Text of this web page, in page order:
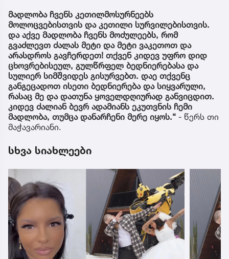
მადლობა ჩვენს კეთილმოსურნეებს
მოლოცვებისთვის და კეთილი სურვილებისთვის.
და აქვე მადლობა ჩვენს მოძულეებს, რომ
გვაძლევთ ძალას მეტი და მეტი ვაკეთოთ და
არასდროს გავჩერდეთ! თქვენ კიდევ უფრო დიდ
ცხოვრებისეულ, გულწრფელ ბედნიერებასა და
სულიერ სიმშვიდეს გისურვებთ. დაე თქვენც
განგეცადოთ ისეთი ბედნიერება და სიყვარული,
რასაც მე და დათუნა ყოველდღიურად განვიცდით.
კიდევ ძალიან ბევრ ადამიანს ეკუთვნის ჩემი
მადლობა, თუმცა დანარჩენი მერე იყოს.“ - წერს თი
მაჭავარიანი.
სხვა სიახლეები